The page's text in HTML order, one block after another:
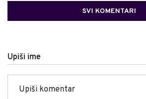
SVI KOMENTARI
Upiši ime